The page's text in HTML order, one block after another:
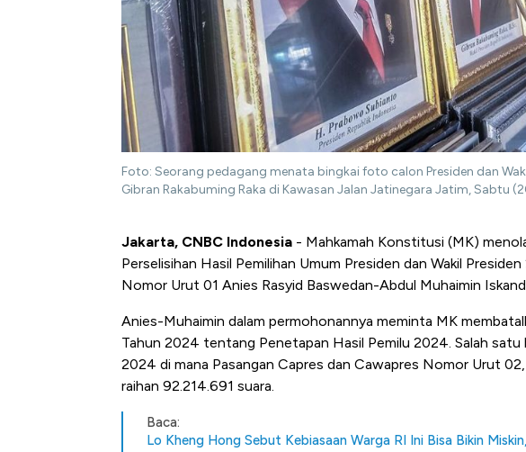
Foto: Seorang pedagang menata bingkai foto calon Presiden dan
Gibran Rakabuming Raka di Kawasan Jalan Jatinegara Jatim, Sabtu
Jakarta, CNBC Indonesia - Mahkamah Konstitusi (MK)
Perselisihan Hasil Pemilihan Umum Presiden dan Wakil
Nomor Urut 01 Anies Rasyid Baswedan-Abdul Muhaimin
Anies-Muhaimin dalam permohonannya meminta MK
Tahun 2024 tentang Penetapan Hasil Pemilu 2024. Salah satu
2024 di mana Pasangan Capres dan Cawapres Nomor Urut
raihan 92.214.691 suara.
Baca:
Lo Kheng Hong Sebut Kebiasaan Warga RI Ini Bisa Bikin